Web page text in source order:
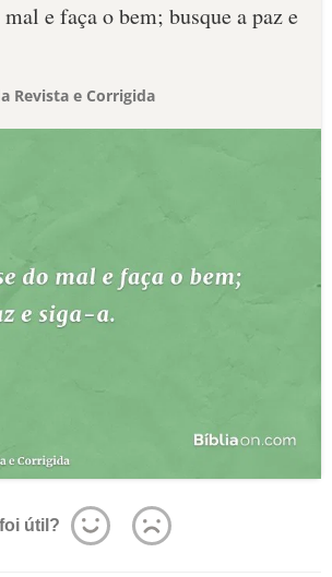
e faça o bem; busque a paz e
Revista e Corrigida
útil?